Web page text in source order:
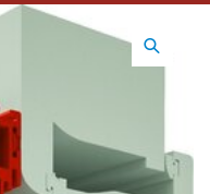
Hand